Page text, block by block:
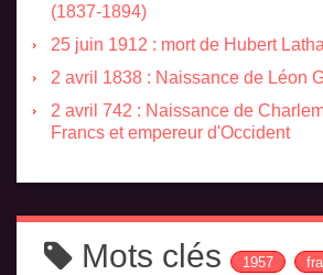
(1837-1894)
25 juin 1912 : mort de Hubert
2 avril 1838 : Naissance de Léon
2 avril 742 : Naissance de
Francs et empereur d'Occident
Mots clés 1957